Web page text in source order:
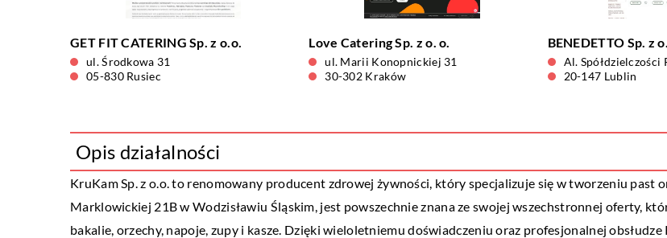
GET FIT CATERING Sp. z o.o.
ul. Środkowa 31
05-830 Rusiec
Love Catering Sp. z o. o.
ul. Marii Konopnickiej 31
30-302 Kraków
BENEDETTO Sp. z
Al. Spółdzielczości
20-147 Lublin
Opis działalności
KruKam Sp. z o.o. to renomowany producent zdrowej żywności, który specjalizuje się w tworzeniu past
Marklowickiej 21B w Wodzisławiu Śląskim, jest powszechnie znana ze swojej wszechstronnej oferty,
bakalie, orzechy, napoje, zupy i kasze. Dzięki wieloletniemu doświadczeniu oraz profesjonalnej